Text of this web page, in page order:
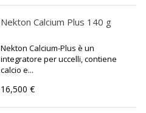
Nekton Calcium Plus 140 g
Nekton Calcium-Plus è un
integratore per uccelli, contiene
calcio e...
16,500 €